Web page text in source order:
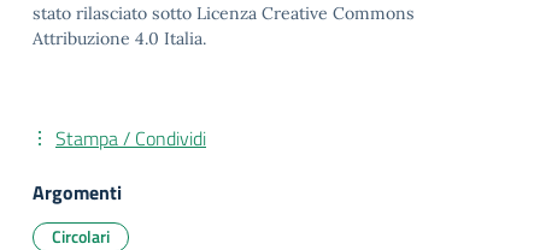
stato rilasciato sotto Licenza Creative Commons
Attribuzione 4.0 Italia.
Stampa / Condividi
Argomenti
Circolari